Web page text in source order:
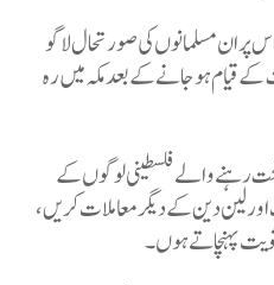
پر ان مسلمانوں کی صورتحال لاگو
قیام ہو جانے کے بعد مکہ میں رہ
رہنے والے فلسطینی لوگوں کے
لین دین کے دیگر معاملات کریں،
پہنچاتے ہوں۔